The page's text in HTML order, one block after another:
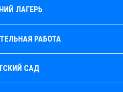
ЛАГЕРЬ
РАБОТА
САД